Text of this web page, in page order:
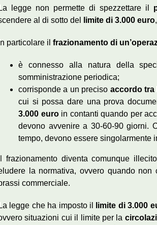
La legge non permette di spezzettare il
al di sotto del
limite di 3.000 euro
In particolare il frazionamento di
è connesso alla natura della
somministrazione periodica;
corrisponde a un preciso accordo tra
cui si possa dare una prova
3.000 euroin contanti quando per
devono avvenire a 30-60-90 giorni.
tempo, devono essere singolarmente
Il frazionamento diventa comunque
la normativa, ovvero quando
commerciale.
La legge che ha imposto il limite di 3.000
situazioni cui il limite per la